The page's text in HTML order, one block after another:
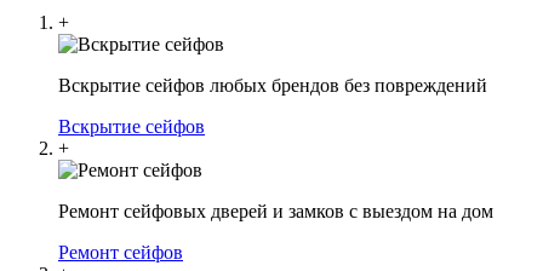
+
Вскрытие сейфов любых брендов без повреждений
Вскрытие сейфов
+
Ремонт сейфовых дверей и замков с выездом на дом
Ремонт сейфов